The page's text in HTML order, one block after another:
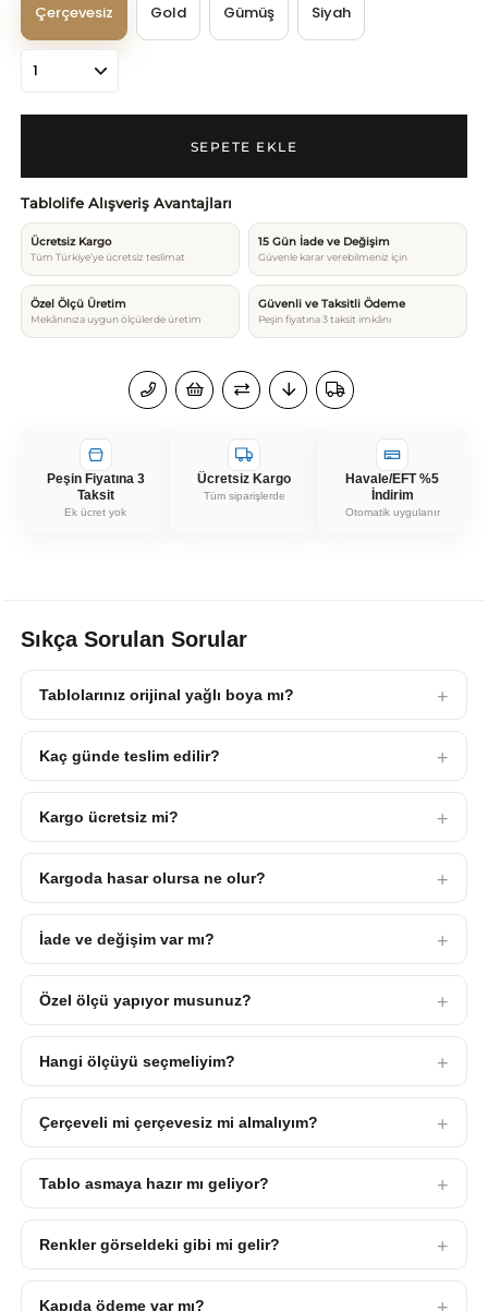
Çerçevesiz Gold Gümüş Siyah
Tablolife Alışveriş Avantajları
Ücretsiz Kargo
Tüm Türkiye’ye ücretsiz teslimat
15 Gün İade ve Değişim
Güvenle karar verebilmeniz için
Özel Ölçü Üretim
Mekânınıza uygun ölçülerde üretim
Güvenli ve Taksitli Ödeme
Peşin fiyatına 3 taksit imkânı
Peşin Fiyatına 3
Taksit
Ek ücret yok
Ücretsiz Kargo
Tüm siparişlerde
Havale/EFT %5
İndirim
Otomatik uygulanır
Sıkça Sorulan Sorular
Tablolarınız orijinal yağlı boya mı?
Kaç günde teslim edilir?
Kargo ücretsiz mi?
Kargoda hasar olursa ne olur?
İade ve değişim var mı?
Özel ölçü yapıyor musunuz?
Hangi ölçüyü seçmeliyim?
Çerçeveli mi çerçevesiz mi almalıyım?
Tablo asmaya hazır mı geliyor?
Renkler görseldeki gibi mi gelir?
Kapıda ödeme var mı?